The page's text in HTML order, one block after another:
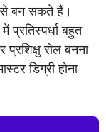
से बन सकते हैं।
प्रतिस्पर्धा बहुत
रोल बनना
डिग्री होना